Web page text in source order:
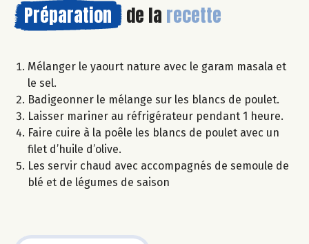
Préparation de la recette
Mélanger le yaourt nature avec le garam masala et
le sel.
Badigeonner le mélange sur les blancs de poulet.
Laisser mariner au réfrigérateur pendant 1 heure.
Faire cuire à la poêle les blancs de poulet avec un
filet d’huile d’olive.
Les servir chaud avec accompagnés de semoule de
blé et de légumes de saison